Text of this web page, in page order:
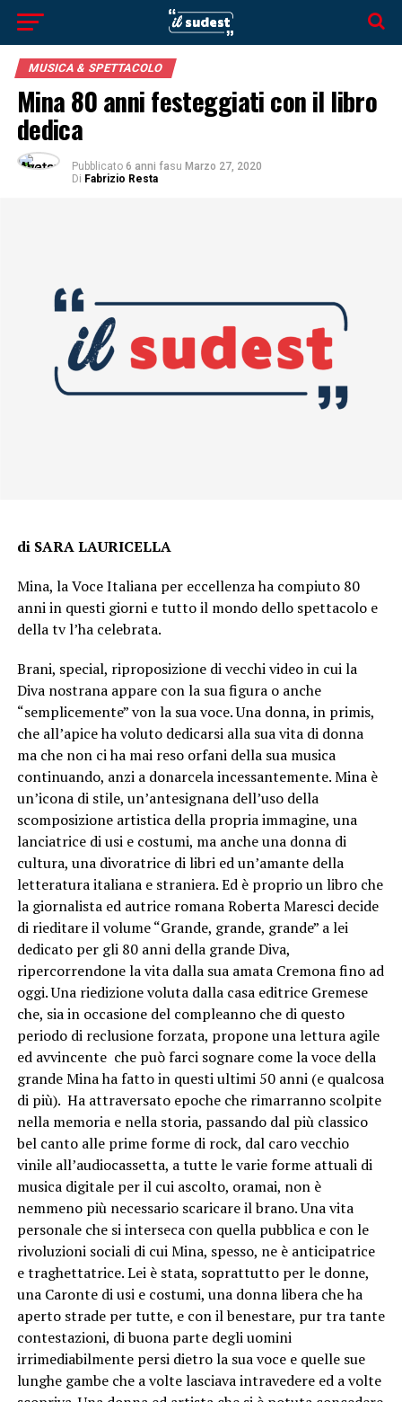
MUSICA & SPETTACOLO
Mina 80 anni festeggiati con il libro
dedica
Pubblicato 6 anni fasu Marzo 27, 2020
Di Fabrizio Resta
di SARA LAURICELLA
Mina, la Voce Italiana per eccellenza ha compiuto 80
anni in questi giorni e tutto il mondo dello spettacolo e
della tv l’ha celebrata.
Brani, special, riproposizione di vecchi video in cui la
Diva nostrana appare con la sua figura o anche
“semplicemente” von la sua voce. Una donna, in primis,
che all’apice ha voluto dedicarsi alla sua vita di donna
ma che non ci ha mai reso orfani della sua musica
continuando, anzi a donarcela incessantemente. Mina è
un’icona di stile, un’antesignana dell’uso della
scomposizione artistica della propria immagine, una
lanciatrice di usi e costumi, ma anche una donna di
cultura, una divoratrice di libri ed un’amante della
letteratura italiana e straniera. Ed è proprio un libro che
la giornalista ed autrice romana Roberta Maresci decide
di rieditare il volume “Grande, grande, grande” a lei
dedicato per gli 80 anni della grande Diva,
ripercorrendone la vita dalla sua amata Cremona fino ad
oggi. Una riedizione voluta dalla casa editrice Gremese
che, sia in occasione del compleanno che di questo
periodo di reclusione forzata, propone una lettura agile
ed avvincente che può farci sognare come la voce della
grande Mina ha fatto in questi ultimi 50 anni (e qualcosa
di più). Ha attraversato epoche che rimarranno scolpite
nella memoria e nella storia, passando dal più classico
bel canto alle prime forme di rock, dal caro vecchio
vinile all’audiocassetta, a tutte le varie forme attuali di
musica digitale per il cui ascolto, oramai, non è
nemmeno più necessario scaricare il brano. Una vita
personale che si interseca con quella pubblica e con le
rivoluzioni sociali di cui Mina, spesso, ne è anticipatrice
e traghettatrice. Lei è stata, soprattutto per le donne,
una Caronte di usi e costumi, una donna libera che ha
aperto strade per tutte, e con il benestare, pur tra tante
contestazioni, di buona parte degli uomini
irrimediabilmente persi dietro la sua voce e quelle sue
lunghe gambe che a volte lasciava intravedere ed a volte